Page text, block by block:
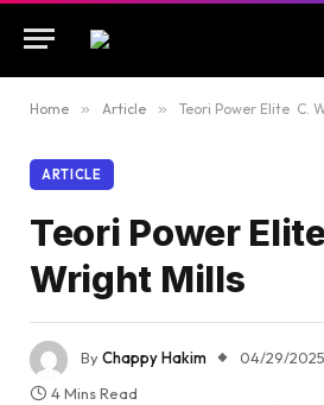
Home » Article » Teori Power Elite C.
ARTICLE
Teori Power
Wright Mills
ByChappy Hakim 04/29/2025
4 Mins Read